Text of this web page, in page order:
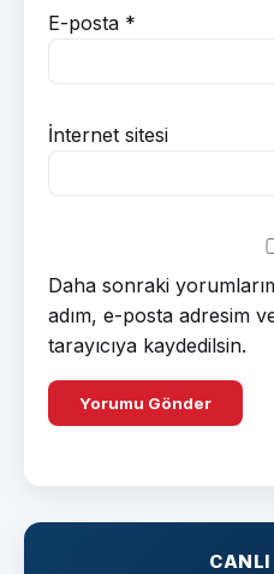
E-posta *
İnternet sitesi
Daha sonraki
adım, e-posta adresim
tarayıcıya kaydedilsin.
CANLI